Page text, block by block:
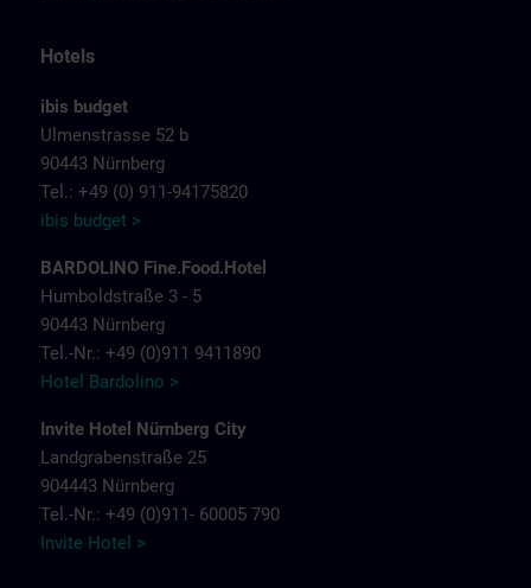
Hotels
ibis budget
Ulmenstrasse 52 b
90443 Nürnberg
Tel.: +49 (0) 911-94175820
ibis budget >
BARDOLINO Fine.Food.Hotel
Humboldstraße 3 - 5
90443 Nürnberg
Tel.-Nr.: +49 (0)911 9411890
Hotel Bardolino >
Invite Hotel Nürnberg City
Landgrabenstraße 25
904443 Nürnberg
Tel.-Nr.: +49 (0)911- 60005 790
Invite Hotel >